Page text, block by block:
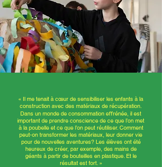
« Il me tenait à cœur de sensibiliser les enfants à la
construction avec des matériaux de récupération.
Dans un monde de consommation eﬀrénée, il est
important de prendre conscience de ce que l’on met
à la poubelle et ce que l’on peut réutiliser. Comment
peut-on transformer les matériaux, leur donner vie
pour de nouvelles aventures? Les élèves ont été
heureux de créer, par exemple, des mains de
géants à partir de bouteilles en plastique. Et le
résultat est fort. »